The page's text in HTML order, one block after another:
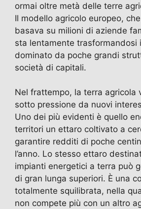
ormai oltre metà delle terre
Il modello agricolo europeo,
basava su milioni di aziende
sta lentamente trasformandosi
dominato da poche grandi
società di capitali.
Nel frattempo, la terra agricola
sotto pressione da nuovi
Uno dei più evidenti è quello
territori un ettaro coltivato a
garantire redditi di poche
l’anno. Lo stesso ettaro
impianti energetici a terra può
di gran lunga superiori. È una
totalmente squilibrata, nella
non compete più con un altro